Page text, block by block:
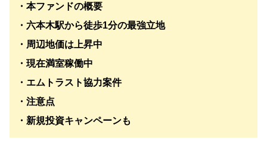
・本ファンドの概要
・六本木駅から徒歩1分の最強立地
・周辺地価は上昇中
・現在満室稼働中
・エムトラスト協力案件
・注意点
・新規投資キャンペーンも